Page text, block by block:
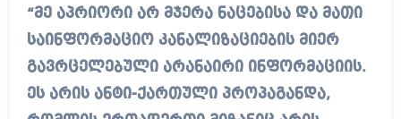
“მე აპრიორი არ მჯერა ნაცებისა და მათი
საინფორმაციო კანალიზაციების მიერ
გავრცელებული არანაირი ინფორმაციის.
ეს არის ანტი-ქართული პროპაგანდა,